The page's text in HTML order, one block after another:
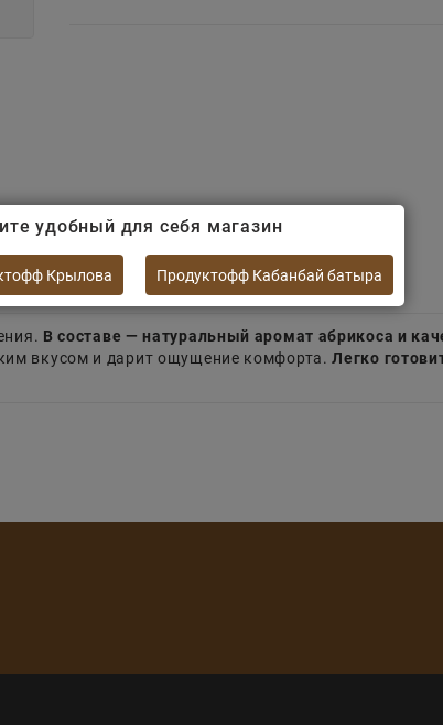
В составе — натуральный аромат абрикоса и
вкусом и дарит ощущение комфорта.Легко
удобный для себя магазин
Крылова Продуктофф Кабанбай батыра